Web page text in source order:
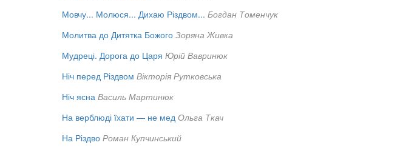
Мовчу... Молюся... Дихаю Різдвом... Богдан Томенчук
Молитва до Дитятка Божого Зоряна Живка
Мудреці. Дорога до Царя Юрій Вавринюк
Ніч перед Різдвом Вікторія Рутковська
Ніч ясна Василь Мартинюк
На верблюді їхати — не мед Ольга Ткач
На Різдво Роман Купчинський